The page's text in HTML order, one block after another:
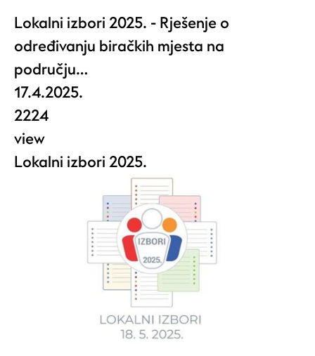
Lokalni izbori 2025. - Rješenje o
određivanju biračkih mjesta na
području…
17.4.2025.
2224
view
Lokalni izbori 2025.